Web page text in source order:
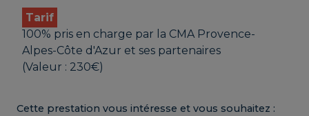
Tarif
100% pris en charge par la CMA Provence-
Alpes-Côte d'Azur et ses partenaires
(Valeur : 230€)
Cette prestation vous intéresse et vous souhaitez :